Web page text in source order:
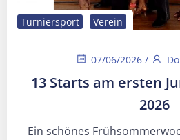
Turniersport Verein
07/06/2026 /
13 Starts am ersten
2026
Ein schönes